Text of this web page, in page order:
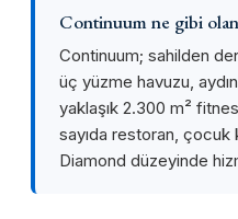
Continuum ne gibi
Continuum; sahilden
üç yüzme havuzu,
yaklaşık 2.300 m²
sayıda restoran, çocuk
Diamond düzeyinde